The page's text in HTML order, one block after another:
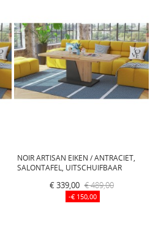
NOIR ARTISAN EIKEN / ANTRACIET,
SALONTAFEL, UITSCHUIFBAAR
€ 339,00 € 489,00
-€ 150,00